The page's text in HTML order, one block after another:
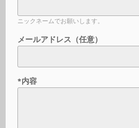
ニックネームでお願いします。
メールアドレス（任意）
*内容